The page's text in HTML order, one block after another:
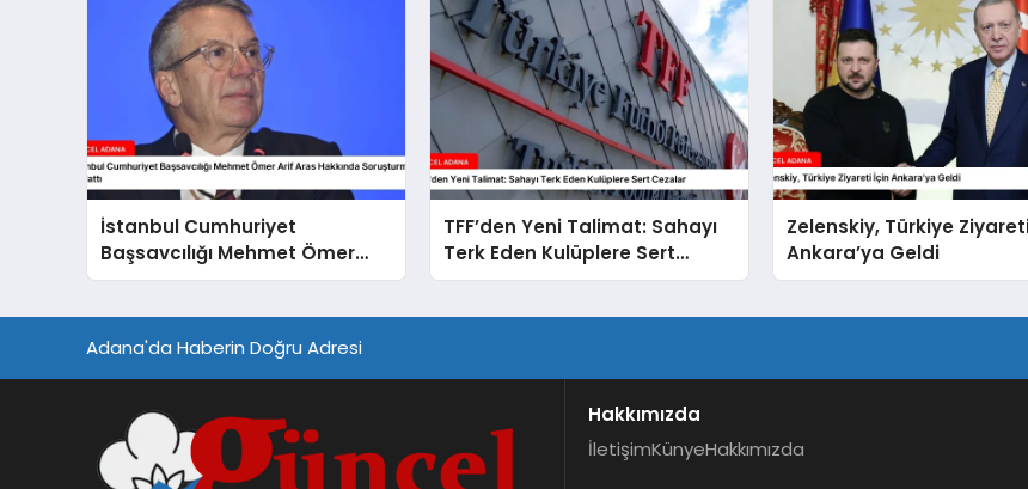
İstanbul Cumhuriyet
Başsavcılığı Mehmet Ömer
Arif Aras Hakkında
TFF’den Yeni Talimat: Sahayı
Terk Eden Kulüplere Sert
Cezalar
Zelenskiy, Türkiye
Ankara’ya Geldi
Adana'da Haberin Doğru Adresi
Hakkımızda
İletişimKünyeHakkımızda